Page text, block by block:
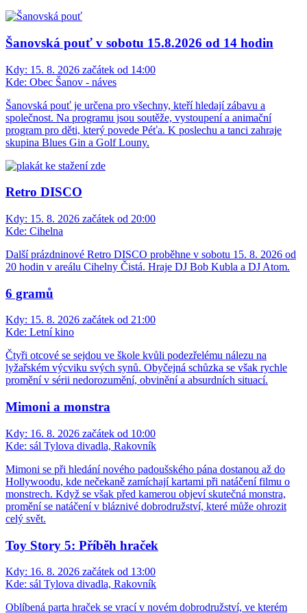
Šanovská pouť v sobotu 15.8.2026 od 14 hodin
Kdy: 15. 8. 2026 začátek od 14:00
Kde: Obec Šanov - náves
Šanovská pouť je určena pro všechny, kteří hledají zábavu a
společnost. Na programu jsou soutěže, vystoupení a animační
program pro děti, který povede Péťa. K poslechu a tanci zahraje
skupina Blues Gin a Golf Louny.
Retro DISCO
Kdy: 15. 8. 2026 začátek od 20:00
Kde: Cihelna
Další prázdninové Retro DISCO proběhne v sobotu 15. 8. 2026 od
20 hodin v areálu Cihelny Čistá. Hraje DJ Bob Kubla a DJ Atom.
6 gramů
Kdy: 15. 8. 2026 začátek od 21:00
Kde: Letní kino
Čtyři otcové se sejdou ve škole kvůli podezřelému nálezu na
lyžařském výcviku svých synů. Obyčejná schůzka se však rychle
promění v sérii nedorozumění, obvinění a absurdních situací.
Mimoni a monstra
Kdy: 16. 8. 2026 začátek od 10:00
Kde: sál Tylova divadla, Rakovník
Mimoni se při hledání nového padoušského pána dostanou až do
Hollywoodu, kde nečekaně zamíchají kartami při natáčení filmu o
monstrech. Když se však před kamerou objeví skutečná monstra,
promění se natáčení v bláznivé dobrodružství, které může ohrozit
celý svět.
Toy Story 5: Příběh hraček
Kdy: 16. 8. 2026 začátek od 13:00
Kde: sál Tylova divadla, Rakovník
Oblíbená parta hraček se vrací v novém dobrodružství, ve kterém